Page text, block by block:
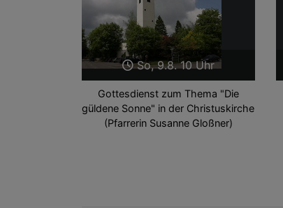
So, 9.8. 10 Uhr
Gottesdienst zum Thema "Die
güldene Sonne" in der Christuskirche
(Pfarrerin Susanne Gloßner)